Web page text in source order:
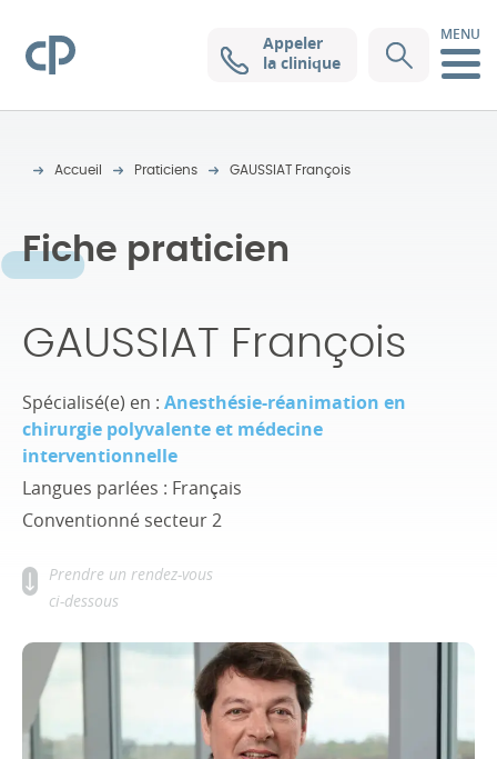
Clinique Pasteur
Appeler
la clinique
MENU
Accueil Praticiens GAUSSIAT François
Fiche praticien
GAUSSIAT François
Spécialisé(e) en : Anesthésie-réanimation en
chirurgie polyvalente et médecine
interventionnelle
Langues parlées : Français
Conventionné secteur 2
Prendre un rendez-vous
ci-dessous